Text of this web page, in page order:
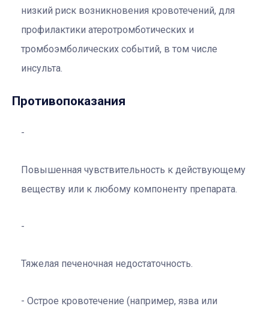
низкий риск возникновения кровотечений, для
профилактики атеротромботических и
тромбоэмболических событий, в том числе
инсульта.
Противопоказания
Повышенная чувствительность к действующему
веществу или к любому компоненту препарата.
Тяжелая печеночная недостаточность.
Острое кровотечение (например, язва или